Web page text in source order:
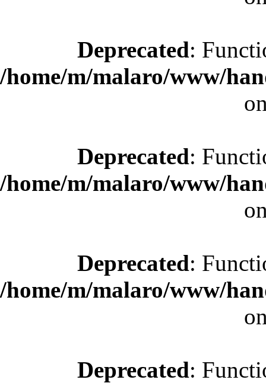
Deprecated:
/home/m/malaro/www/
Deprecated:
/home/m/malaro/www/
Deprecated:
/home/m/malaro/www/
Deprecated: